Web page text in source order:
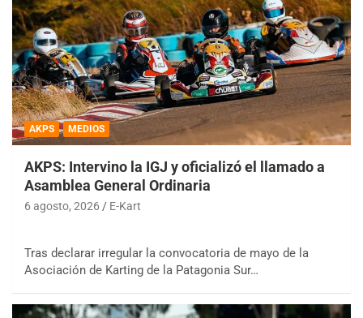
AKPS MEDIOS
AKPS: Intervino la IGJ y oficializó el llamado a
Asamblea General Ordinaria
6 agosto, 2026 E-Kart
Tras declarar irregular la convocatoria de mayo de la
Asociación de Karting de la Patagonia Sur…